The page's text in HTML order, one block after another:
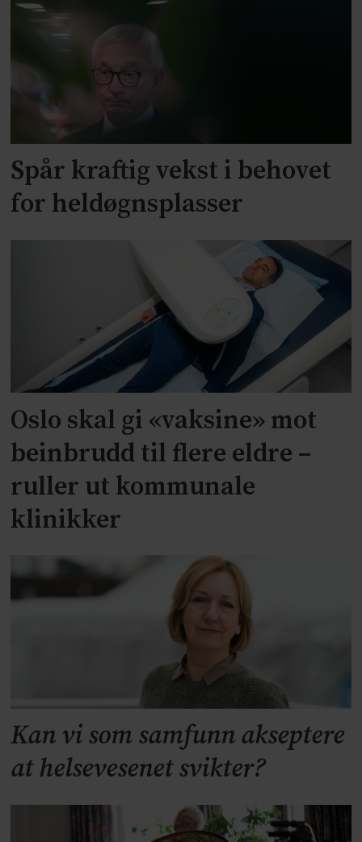
Spår kraftig vekst i behovet
for heldøgnsplasser
Oslo skal gi «vaksine» mot
beinbrudd til flere eldre –
ruller ut kommunale
klinikker
Kan vi som samfunn akseptere
at helsevesenet svikter?